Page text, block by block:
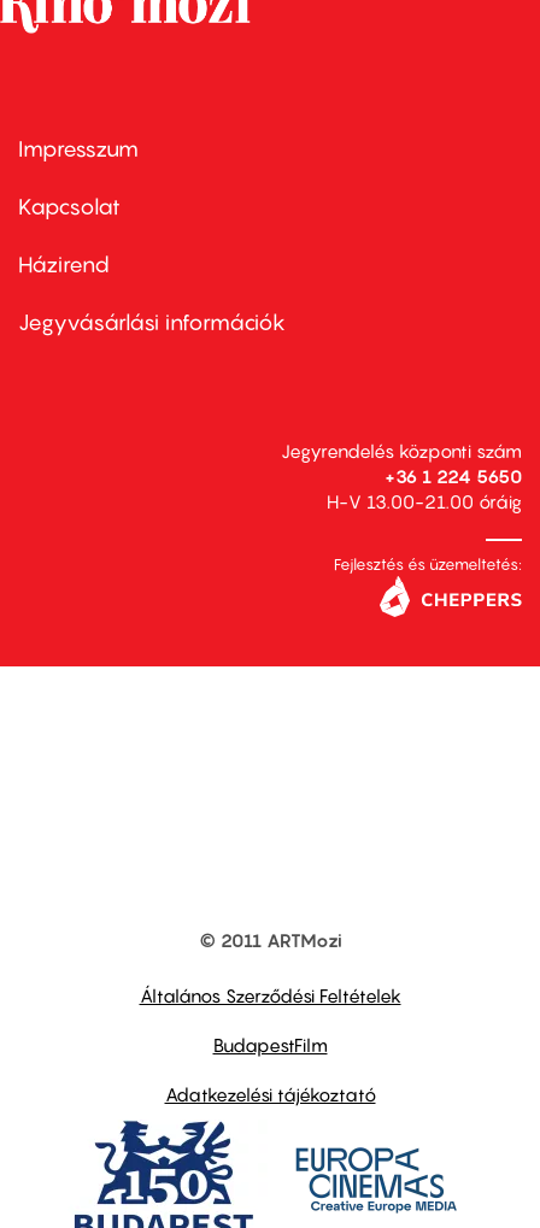
Footer
first
Impresszum
Kapcsolat
Footer
second
Házirend
Jegyvásárlási információk
Jegyrendelés központi szám
+36 1 224 5650
H-V 13.00-21.00 óráig
Fejlesztés és üzemeltetés:
© 2011 ARTMozi
Általános Szerződési Feltételek
BudapestFilm
Adatkezelési tájékoztató